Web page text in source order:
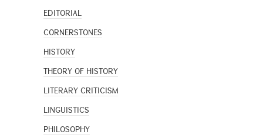
EDITORIAL
CORNERSTONES
HISTORY
THEORY OF HISTORY
LITERARY CRITICISM
LINGUISTICS
PHILOSOPHY